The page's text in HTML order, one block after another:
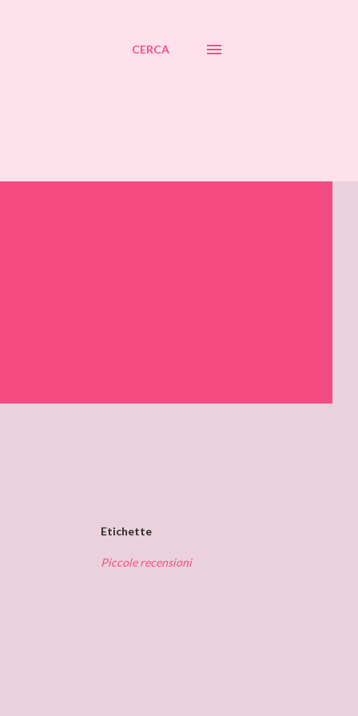
CERCA
Etichette
Piccole recensioni